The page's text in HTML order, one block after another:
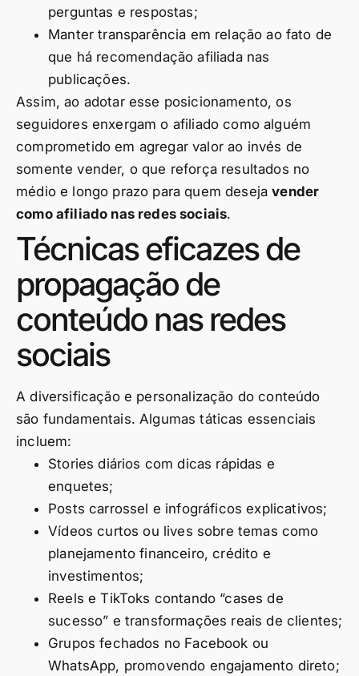
perguntas e respostas;
Manter transparência em relação ao fato de
que há recomendação afiliada nas
publicações.
Assim, ao adotar esse posicionamento, os
seguidores enxergam o afiliado como alguém
comprometido em agregar valor ao invés de
somente vender, o que reforça resultados no
médio e longo prazo para quem desejavender
como afiliado nas redes sociais.
Técnicas eficazes de
propagação de
conteúdo nas redes
sociais
A diversificação e personalização do conteúdo
são fundamentais. Algumas táticas essenciais
incluem:
Stories diários com dicas rápidas e
enquetes;
Posts carrossel e infográficos explicativos;
Vídeos curtos ou lives sobre temas como
planejamento financeiro, crédito e
investimentos;
Reels e TikToks contando “cases de
sucesso” e transformações reais de clientes;
Grupos fechados no Facebook ou
WhatsApp, promovendo engajamento direto;